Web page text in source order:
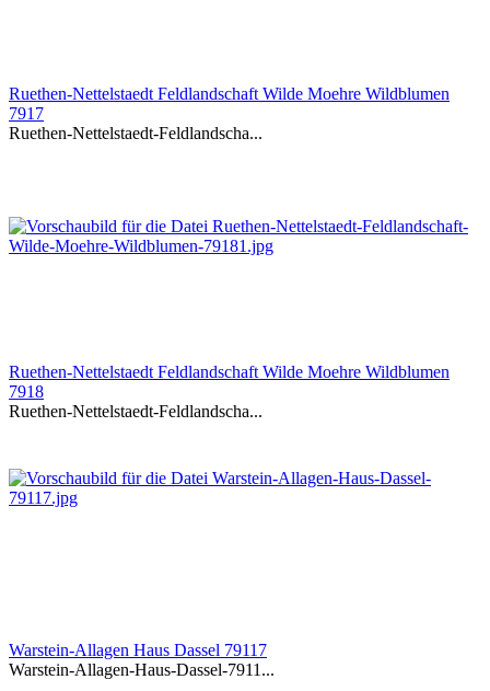
Ruethen-Nettelstaedt Feldlandschaft Wilde Moehre Wildblumen
7917
Ruethen-Nettelstaedt-Feldlandscha...
Ruethen-Nettelstaedt Feldlandschaft Wilde Moehre Wildblumen
7918
Ruethen-Nettelstaedt-Feldlandscha...
Warstein-Allagen Haus Dassel 79117
Warstein-Allagen-Haus-Dassel-7911...